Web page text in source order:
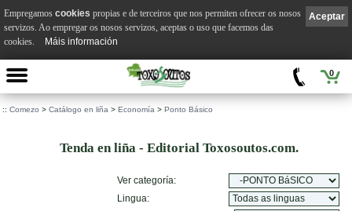
0
:: Comezo > Catálogo en liña > Economía > Ponto Básico
Tenda en liña - Editorial Toxosoutos.com.
Ver categoría:
Lingua:
Aceptar
Empregamos cookies propias e de terceiros que nos permiten ofrecer os nosos
servizos. Ao empregar os nosos servizos, aceptas o uso que facemos das
cookies.
Máis información